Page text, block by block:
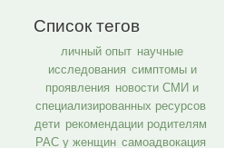
Список тегов
личный опыт научные
исследования симптомы и
проявления новости СМИ и
специализированных ресурсов
дети рекомендации родителям
РАС у женщин самоадвокация